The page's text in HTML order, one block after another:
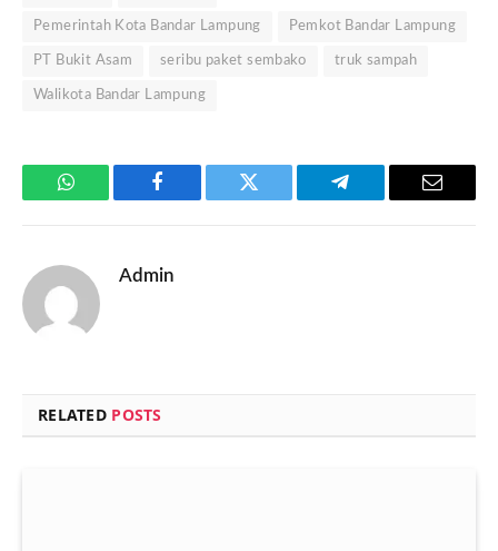
Pemerintah Kota Bandar Lampung Pemkot Bandar Lampung
PT Bukit Asam seribu paket sembako truk sampah
Walikota Bandar Lampung
WhatsApp Facebook Twitter Telegram Email
Admin
RELATED POSTS